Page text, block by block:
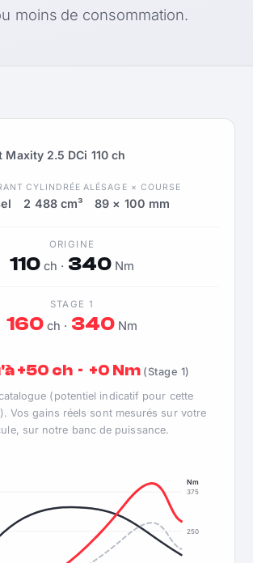
moins de consommation.
Maxity 2.5 DCi 110 ch
CYLINDRÉE
2 488 cm³
ALÉSAGE × COURSE
89 × 100 mm
ORIGINE
110 ch · 340Nm
STAGE 1
160 ch · 340Nm
+50 ch · +0 Nm (Stage 1)
(potentiel indicatif pour cette
Vos gains réels sont mesurés sur votre
sur notre banc de puissance.
250
375
Nm